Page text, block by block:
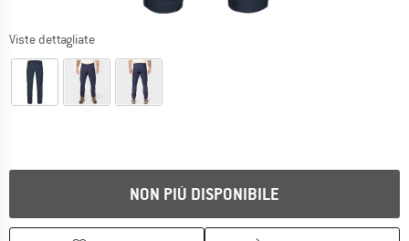
Viste dettagliate
NON PIÙ DISPONIBILE